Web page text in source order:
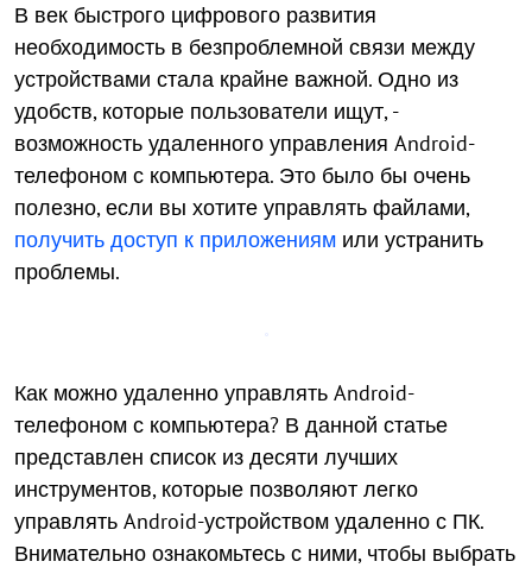
В век быстрого цифрового развития
необходимость в безпроблемной связи между
устройствами стала крайне важной. Одно из
удобств, которые пользователи ищут, -
возможность удаленного управления Android-
телефоном с компьютера. Это было бы очень
полезно, если вы хотите управлять файлами,
получить доступ к приложениям или устранить
проблемы.
Как можно удаленно управлять Android-
телефоном с компьютера? В данной статье
представлен список из десяти лучших
инструментов, которые позволяют легко
управлять Android-устройством удаленно с ПК.
Внимательно ознакомьтесь с ними, чтобы выбрать